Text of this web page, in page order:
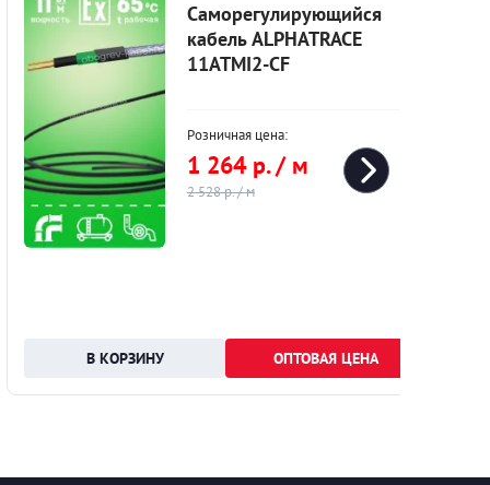
Саморегулирующийся
кабель ALPHATRACE
11ATMI2-CF
Розничная цена:
1 264 р. / м
2 528 р. / м
ОПТОВАЯ ЦЕНА